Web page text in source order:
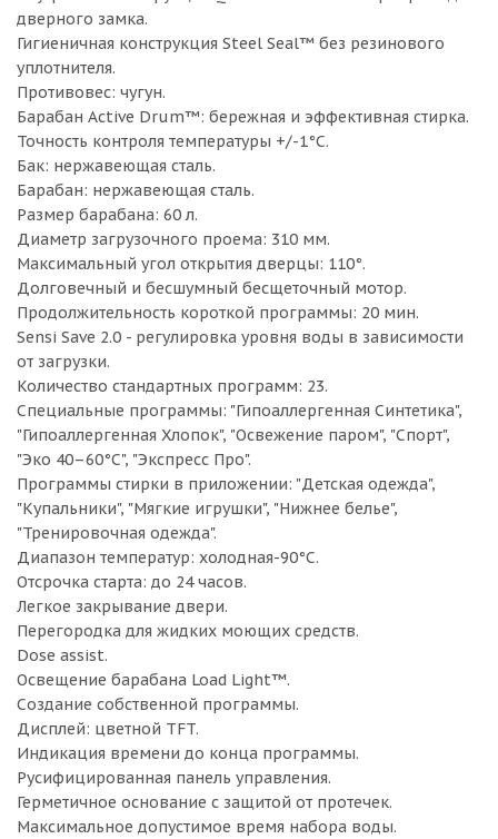
дверного замка.
Гигиеничная конструкция Steel Seal™ без резинового
уплотнителя.
Противовес: чугун.
Барабан Active Drum™: бережная и эффективная стирка.
Точность контроля температуры +/-1°C.
Бак: нержавеющая сталь.
Барабан: нержавеющая сталь.
Размер барабана: 60 л.
Диаметр загрузочного проема: 310 мм.
Максимальный угол открытия дверцы: 110°.
Долговечный и бесшумный бесщеточный мотор.
Продолжительность короткой программы: 20 мин.
Sensi Save 2.0 - регулировка уровня воды в зависимости
от загрузки.
Количество стандартных программ: 23.
Специальные программы: "Гипоаллергенная Синтетика",
"Гипоаллергенная Хлопок", "Освежение паром", "Спорт",
"Эко 40–60°C", "Экспресс Про".
Программы стирки в приложении: "Детская одежда",
"Купальники", "Мягкие игрушки", "Нижнее белье",
"Тренировочная одежда".
Диапазон температур: холодная-90°C.
Отсрочка старта: до 24 часов.
Легкое закрывание двери.
Перегородка для жидких моющих средств.
Dose assist.
Освещение барабана Load Light™.
Создание собственной программы.
Дисплей: цветной TFT.
Индикация времени до конца программы.
Русифицированная панель управления.
Герметичное основание с защитой от протечек.
Максимальное допустимое время набора воды.